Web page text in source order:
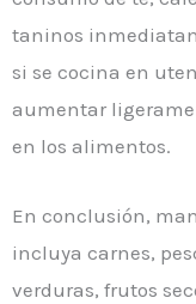
taninos
si se cocina en
aumentar
en los alimentos.
En conclusión,
incluya carnes,
verduras, frutos